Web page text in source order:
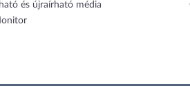
és újraírható média